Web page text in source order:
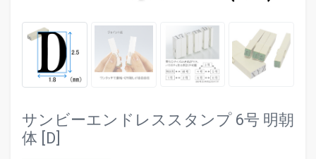
サンビーエンドレススタンプ 6号 明朝
体 [D]